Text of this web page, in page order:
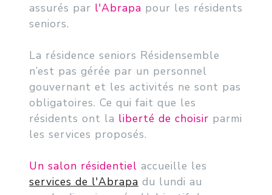
assurés par l'Abrapa pour les résidents
seniors.
La résidence seniors Résidensemble
n’est pas gérée par un personnel
gouvernant et les activités ne sont pas
obligatoires. Ce qui fait que les
résidents ont la liberté de choisir parmi
les services proposés.
Un salon résidentiel accueille les
services de l'Abrapa du lundi au